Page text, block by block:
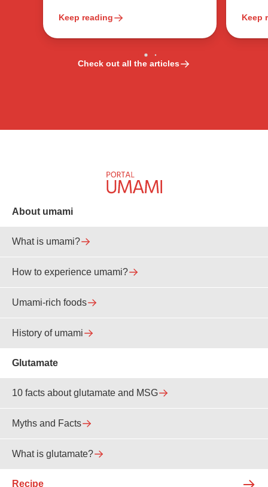
Keep reading Keep
Check out all the articles
About umami
What is umami?
How to experience umami?
Umami-rich foods
History of umami
Glutamate
10 facts about glutamate and MSG
Myths and Facts
What is glutamate?
Recipe